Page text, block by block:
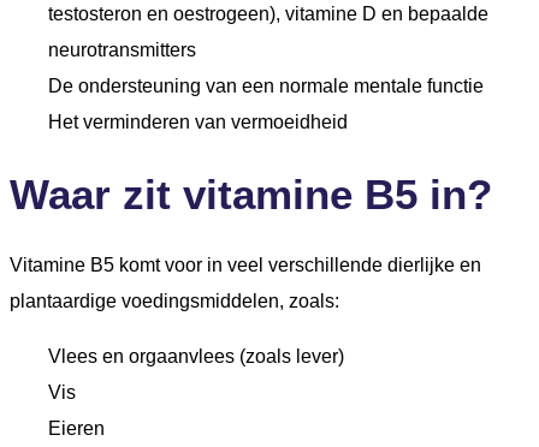
testosteron en oestrogeen), vitamine D en bepaalde
neurotransmitters
De ondersteuning van een normale mentale functie
Het verminderen van vermoeidheid
Waar zit vitamine B5 in?
Vitamine B5 komt voor in veel verschillende dierlijke en
plantaardige voedingsmiddelen, zoals:
Vlees en orgaanvlees (zoals lever)
Vis
Eieren